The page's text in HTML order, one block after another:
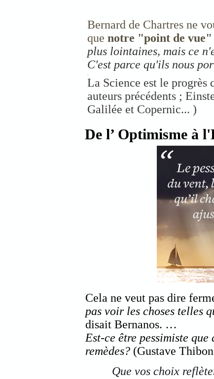
Bernard de Chartres ne
que notre "point de vue"
plus lointaines, mais ce
C'est parce qu'ils nous
.
La Science est le progrès
auteurs précédents ;
Galilée et Copernic... )
De l’ Optimisme à
Cela ne veut pas dire
pas voir les choses telles
disait Bernanos. …
Est-ce être pessimiste
remèdes? (Gustave
Que vos choix